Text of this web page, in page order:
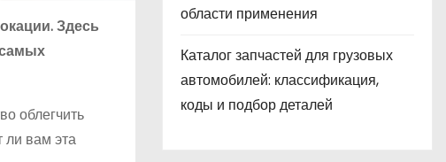
Здесь
облегчить
ли вам эта
области применения
Каталог запчастей для грузовых
автомобилей: классификация,
коды и подбор деталей